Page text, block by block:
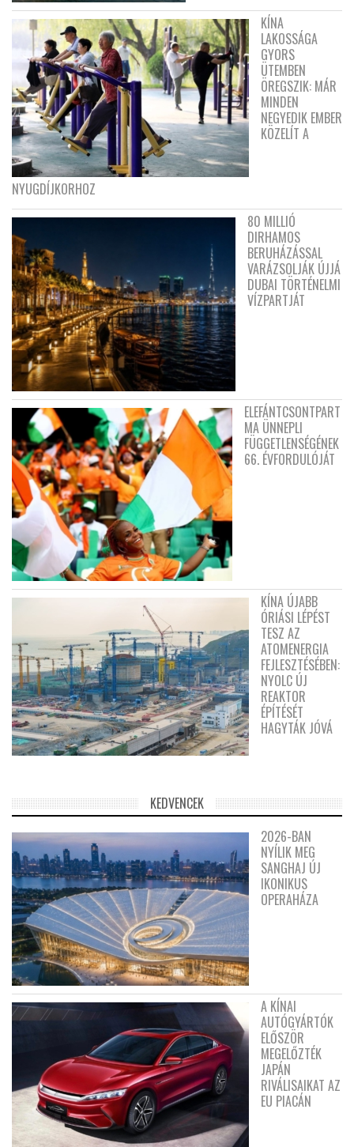
KÍNA
LAKOSSÁGA
GYORS
ÜTEMBEN
ÖREGSZIK: MÁR
MINDEN
NEGYEDIK EMBER
KÖZELÍT A
NYUGDÍJKORHOZ
80 MILLIÓ
DIRHAMOS
BERUHÁZÁSSAL
VARÁZSOLJÁK ÚJJÁ
DUBAI TÖRTÉNELMI
VÍZPARTJÁT
ELEFÁNTCSONTPART
MA ÜNNEPLI
FÜGGETLENSÉGÉNEK
66. ÉVFORDULÓJÁT
KÍNA ÚJABB
ÓRIÁSI LÉPÉST
TESZ AZ
ATOMENERGIA
FEJLESZTÉSÉBEN:
NYOLC ÚJ
REAKTOR
ÉPÍTÉSÉT
HAGYTÁK JÓVÁ
KEDVENCEK
2026-BAN
NYÍLIK MEG
SANGHAJ ÚJ
IKONIKUS
OPERAHÁZA
A KÍNAI
AUTÓGYÁRTÓK
ELŐSZÖR
MEGELŐZTÉK
JAPÁN
RIVÁLISAIKAT AZ
EU PIACÁN